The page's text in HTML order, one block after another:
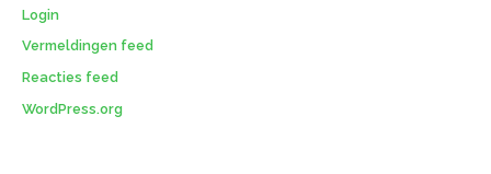
Login
Vermeldingen feed
Reacties feed
WordPress.org